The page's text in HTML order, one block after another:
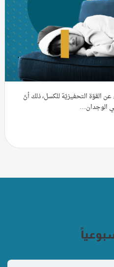
عن القوّة التحفيزيّة للكسل، ذلك أنّ
الوجدان…